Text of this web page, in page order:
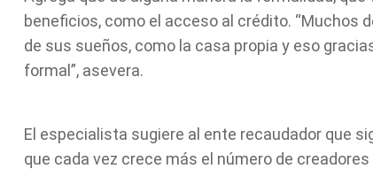
beneficios, como el acceso al crédito. “Muchos
de sus sueños, como la casa propia y eso
formal”, asevera.
El especialista sugiere al ente recaudador que
que cada vez crece más el número de